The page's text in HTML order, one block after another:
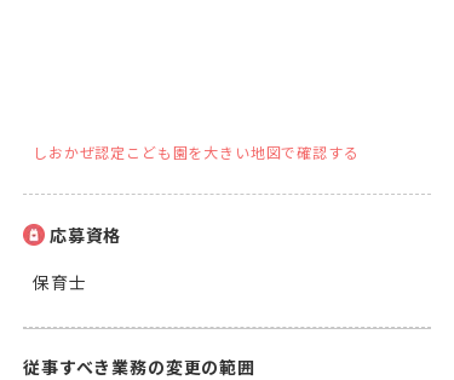
しおかぜ認定こども園を大きい地図で確認する
応募資格
保育士
従事すべき業務の変更の範囲